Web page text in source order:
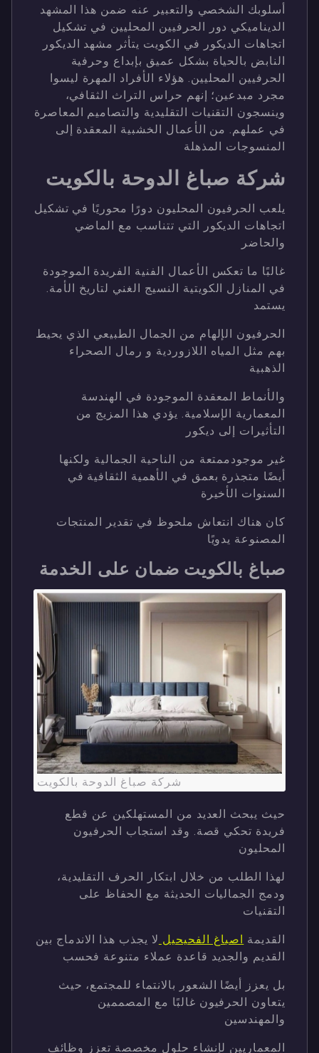
أسلوبك الشخصي والتعبير عنه ضمن هذا المشهد
الديناميكي دور الحرفيين المحليين في تشكيل
اتجاهات الديكور في الكويت يتأثر مشهد الديكور
النابض بالحياة بشكل عميق بإبداع وحرفية
الحرفيين المحليين. هؤلاء الأفراد المهرة ليسوا
مجرد مبدعين؛ إنهم حراس التراث الثقافي،
وينسجون التقنيات التقليدية والتصاميم المعاصرة
في عملهم. من الأعمال الخشبية المعقدة إلى
المنسوجات المذهلة
شركة صباغ الدوحة بالكويت
يلعب الحرفيون المحليون دورًا محوريًا في تشكيل
اتجاهات الديكور التي تتناسب مع الماضي
والحاضر
غالبًا ما تعكس الأعمال الفنية الفريدة الموجودة
في المنازل الكويتية النسيج الغني لتاريخ الأمة.
يستمد
الحرفيون الإلهام من الجمال الطبيعي الذي يحيط
بهم مثل المياه اللازوردية و رمال الصحراء
الذهبية
والأنماط المعقدة الموجودة في الهندسة
المعمارية الإسلامية. يؤدي هذا المزيج من
التأثيرات إلى ديكور
غير موجودممتعة من الناحية الجمالية ولكنها
أيضًا متجذرة بعمق في الأهمية الثقافية في
السنوات الأخيرة
كان هناك انتعاش ملحوظ في تقدير المنتجات
المصنوعة يدويًا
صباغ بالكويت ضمان على الخدمة
شركة صباغ الدوحة بالكويت
حيث يبحث العديد من المستهلكين عن قطع
فريدة تحكي قصة. وقد استجاب الحرفيون
المحليون
لهذا الطلب من خلال ابتكار الحرف التقليدية،
ودمج الجماليات الحديثة مع الحفاظ على
التقنيات
القديمةاصباغ الفحيحيللا يجذب هذا الاندماج بين
القديم والجديد قاعدة عملاء متنوعة فحسب
بل يعزز أيضًا الشعور بالانتماء للمجتمع، حيث
يتعاون الحرفيون غالبًا مع المصممين
والمهندسين
المعماريين لإنشاء حلول مخصصة تعزز وظائف